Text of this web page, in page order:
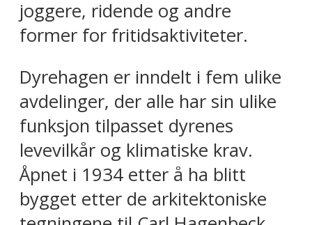
joggere, ridende og andre
former for fritidsaktiviteter.
Dyrehagen er inndelt i fem ulike
avdelinger, der alle har sin ulike
funksjon tilpasset dyrenes
levevilkår og klimatiske krav.
Åpnet i 1934 etter å ha blitt
bygget etter de arkitektoniske